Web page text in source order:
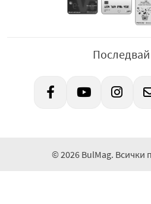
© 2026 BulMag. Всички